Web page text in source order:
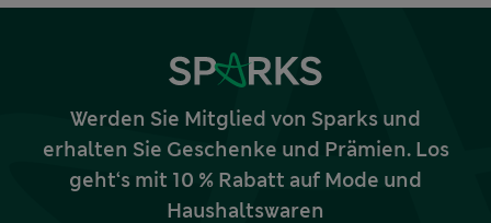
Werden Sie Mitglied von Sparks und
erhalten Sie Geschenke und Prämien. Los
geht‘s mit 10 % Rabatt auf Mode und
Haushaltswaren